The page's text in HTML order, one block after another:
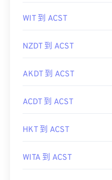
WIT 到 ACST
NZDT 到 ACST
AKDT 到 ACST
ACDT 到 ACST
HKT 到 ACST
WITA 到 ACST